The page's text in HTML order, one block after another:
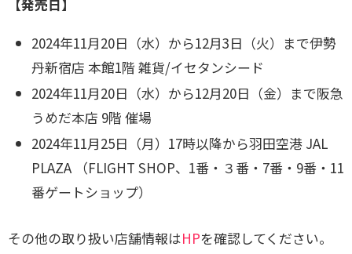
【発売日】
2024年11月20日（水）から12月3日（火）まで伊勢
丹新宿店 本館1階 雑貨/イセタンシード
2024年11月20日（水）から12月20日（金）まで阪急
うめだ本店 9階 催場
2024年11月25日（月）17時以降から羽田空港 JAL
PLAZA （FLIGHT SHOP、1番・３番・7番・9番・11
番ゲートショップ）
その他の取り扱い店舗情報はHPを確認してください。